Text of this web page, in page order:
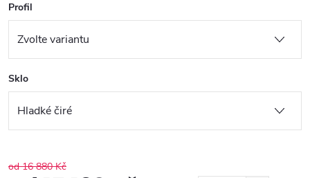
Profil
Sklo
od 16 880 Kč